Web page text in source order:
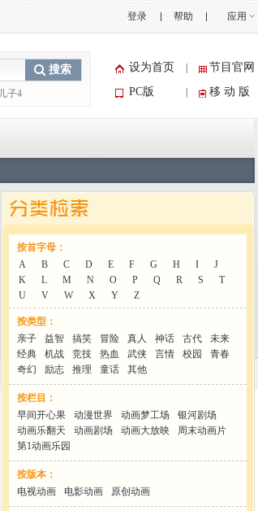
帮助 应用
登录
搜索
子4
设为首页
节目官网
PC版
移 动 版
按首字母：
A
B C D E F G H I
J
K
L M N O P Q R S
T
U
V W X Y Z
按类型：
亲子
益智 搞笑 冒险 真人 神话 古代
未来
经典
机战 竞技 热血 武侠 言情 校园
青春
奇幻
励志 推理 童话 其他
按栏目：
早间开心果
动漫世界 动画梦工场
银河剧场
动画乐翻天
动画剧场 动画大放映
周末动画片
第1动画乐园
按版本：
电视动画
电影动画 原创动画